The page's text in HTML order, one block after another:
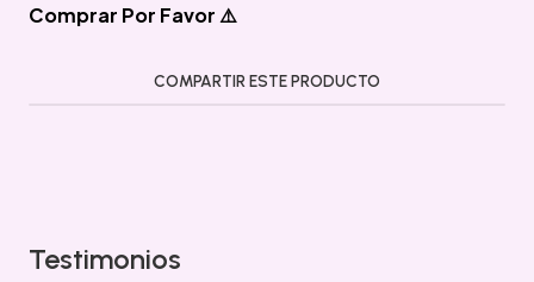
Comprar Por Favor ⚠️
COMPARTIR ESTE PRODUCTO
Testimonios